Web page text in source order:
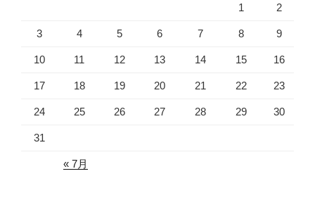
1 2
3 4 5 6 7 8 9
10 11 12 13 14 15 16
17 18 19 20 21 22 23
24 25 26 27 28 29 30
31
« 7月